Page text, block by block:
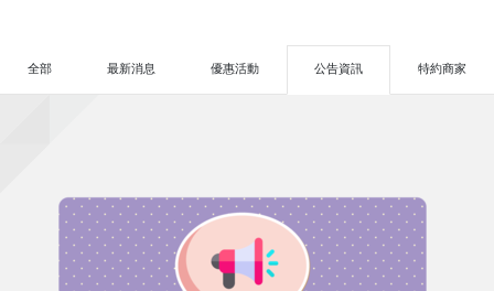
全部 最新消息 優惠活動 公告資訊 特約商家